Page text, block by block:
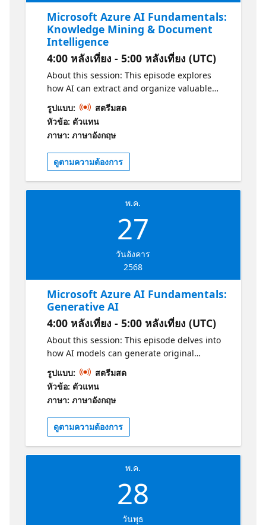
Microsoft Azure AI Fundamentals:
Knowledge Mining & Document
Intelligence
4:00 หลังเที่ยง - 5:00 หลังเที่ยง (UTC)
About this session: This episode explores
how AI can extract and organize valuable
information from documents. Learn
techniques to process large volumes of text
data, identify patterns, and automate
document analysis using Azure tools for
chatbots, sentiment analysis, and machine
translation. Why should I attend? -Learn the
fundamentals of Azure AI Foundry Document
Intelligence. -Explore Knowledge Mining &
Azure AI Foundry Search. Get Certified!
Practice: https://aka.ms/AI-
900AzureAIFundamentalsPracticeAssessment1
900AzureAIFundamentalsCertification1
รูปแบบ:
สตรีมสด
หัวข้อ: ตัวแทน
ภาษา: ภาษาอังกฤษ
ดูตามความต้องการ
พ.ค.
27
วันอังคาร
2568
Microsoft Azure AI Fundamentals:
Generative AI
4:00 หลังเที่ยง - 5:00 หลังเที่ยง (UTC)
About this session: This episode delves into
how AI models can generate original
content, including text, images, and music,
using Azure tools. Why should I attend? -
Understand the fundamentals of Generative
AI. -Introduction to Azure AI Foundry portal. -
Explore responsible AI in generative models.
Get Certified! Practice: https://aka.ms/AI-
900AzureAIFundamentalsPracticeAssessment1
Certification: https://aka.ms/AI-
900AzureAIFundamentalsCertification1
รูปแบบ:
สตรีมสด
หัวข้อ: ตัวแทน
ภาษา: ภาษาอังกฤษ
ดูตามความต้องการ
พ.ค.
28
วันพุธ